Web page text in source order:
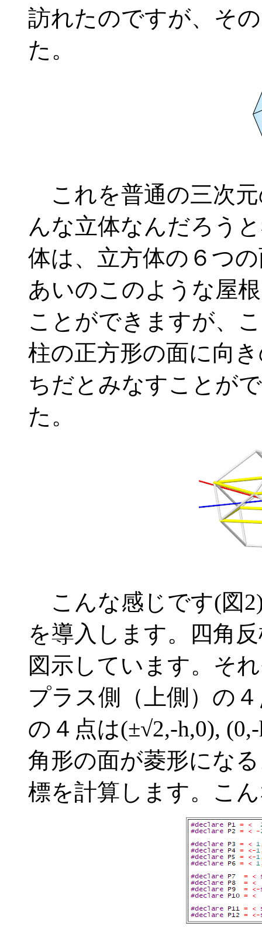
訪れたのですが、そ
た。
これを普通の三次
んな立体なんだろう
体は、立方体の６つ
あいのこのような屋
ことができますが、
柱の正方形の面に向
ちだとみなすことが
た。
こんな感じです(図
を導入します。四角
図示しています。そ
プラス側（上側）の
の４点は(±√2,-h,0),
角形の面が菱形にな
標を計算します。こ